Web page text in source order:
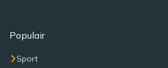
Populair
Sport